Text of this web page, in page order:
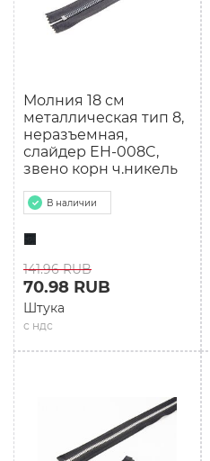
Молния 18 см
мeталлическая тип 8,
неразъемная,
слайдер EH-008C,
звено корн ч.никель
В наличии
141.96 RUB
с ндс
70.98 RUB
Штука